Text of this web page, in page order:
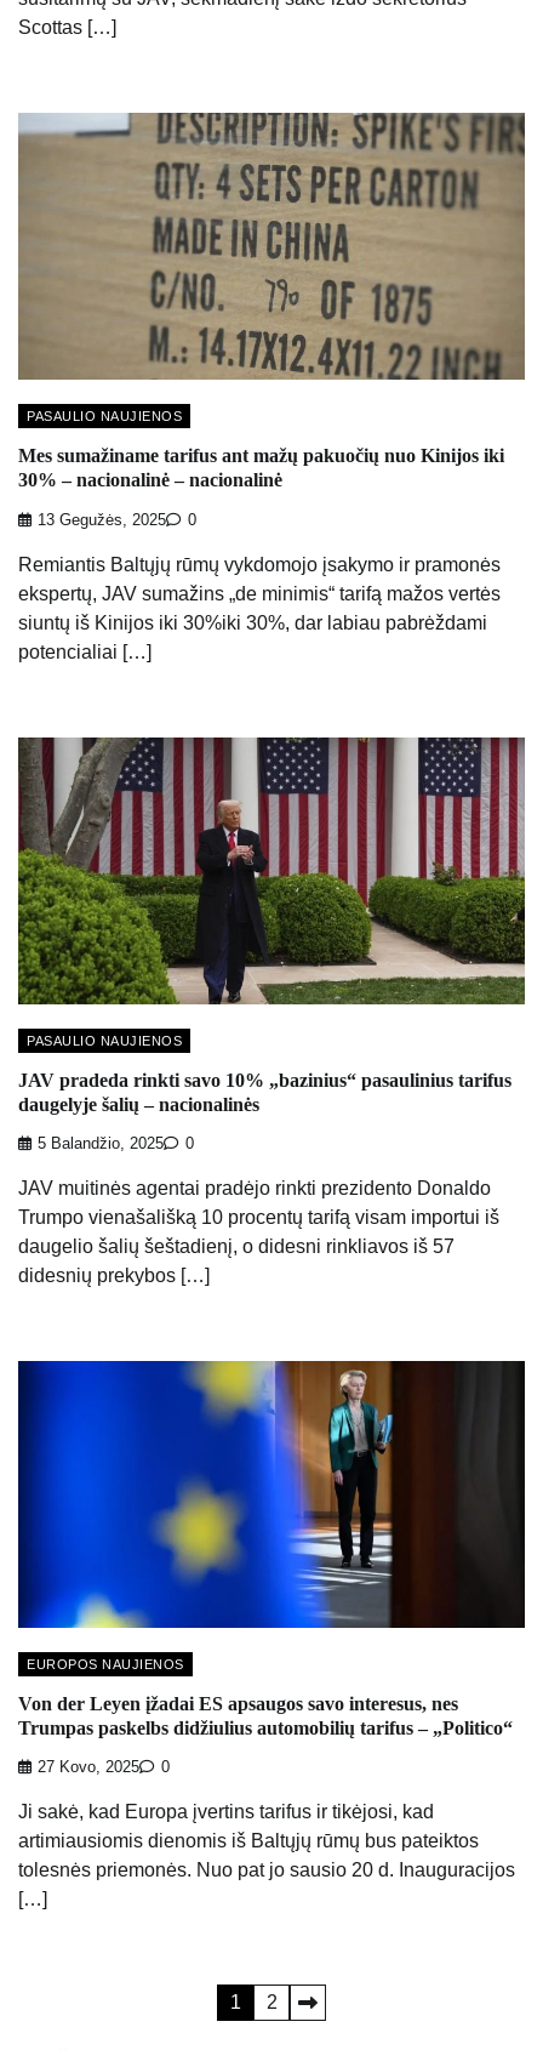
Scottas […]
PASAULIO NAUJIENOS
Mes sumažiname tarifus ant mažų pakuočių nuo Kinijos iki
30% – nacionalinė – nacionalinė
13 Gegužės, 2025 0
Remiantis Baltųjų rūmų vykdomojo įsakymo ir pramonės
ekspertų, JAV sumažins „de minimis“ tarifą mažos vertės
siuntų iš Kinijos iki 30%iki 30%, dar labiau pabrėždami
potencialiai […]
PASAULIO NAUJIENOS
JAV pradeda rinkti savo 10% „bazinius“ pasaulinius tarifus
daugelyje šalių – nacionalinės
5 Balandžio, 2025 0
JAV muitinės agentai pradėjo rinkti prezidento Donaldo
Trumpo vienašališką 10 procentų tarifą visam importui iš
daugelio šalių šeštadienį, o didesni rinkliavos iš 57
didesnių prekybos […]
EUROPOS NAUJIENOS
Von der Leyen įžadai ES apsaugos savo interesus, nes
Trumpas paskelbs didžiulius automobilių tarifus – „Politico“
27 Kovo, 2025 0
Ji sakė, kad Europa įvertins tarifus ir tikėjosi, kad
artimiausiomis dienomis iš Baltųjų rūmų bus pateiktos
tolesnės priemonės. Nuo pat jo sausio 20 d. Inauguracijos
[…]
1 2